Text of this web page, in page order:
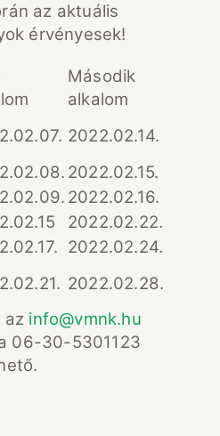
az aktuális
érvényesek!
Második
alkalom
2022.02.14.
2022.02.15.
2022.02.16.
2022.02.22.
2022.02.24.
2022.02.28.
az info@vmnk.hu
06-30-5301123